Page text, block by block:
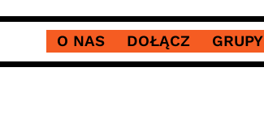
O NAS DOŁĄCZ GRUPY